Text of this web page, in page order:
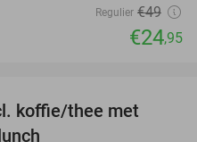
Regulier €49
€24,95
koffie/thee met